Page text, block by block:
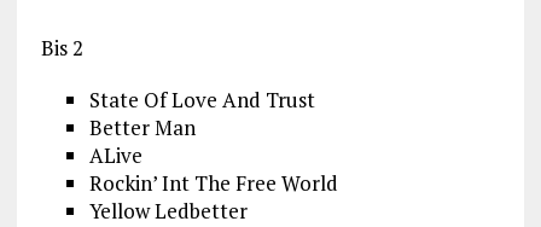
Bis 2
State Of Love And Trust
Better Man
ALive
Rockin’ Int The Free World
Yellow Ledbetter